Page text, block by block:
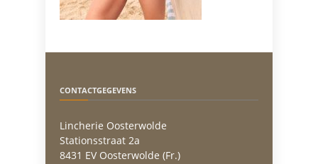
CONTACTGEGEVENS
Lincherie Oosterwolde
Stationsstraat 2a
8431 EV Oosterwolde (Fr.)